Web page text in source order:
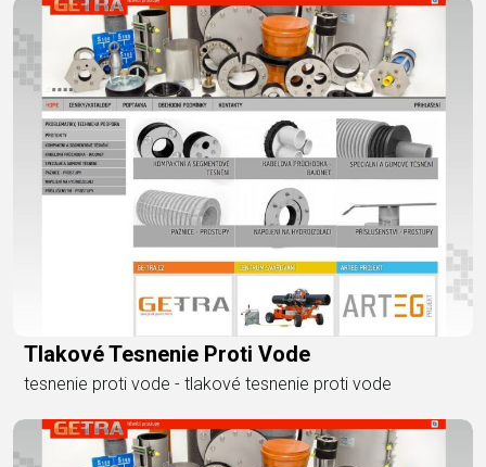
Tlakové Tesnenie Proti Vode
tesnenie proti vode - tlakové tesnenie proti vode